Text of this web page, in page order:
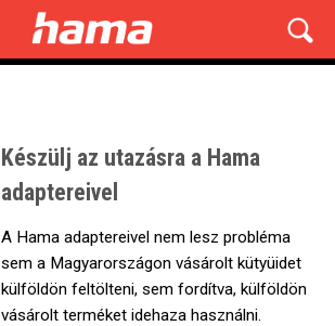
Készülj az utazásra a Hama
adaptereivel
A Hama adaptereivel nem lesz probléma
sem a Magyarországon vásárolt kütyüidet
külföldön feltölteni, sem fordítva, külföldön
vásárolt terméket idehaza használni.